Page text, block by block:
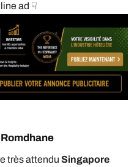
ad ☟
très attendu Singapore